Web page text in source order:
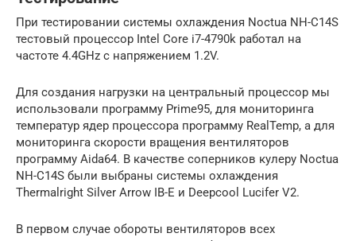
При тестировании системы охлаждения Noctua NH-C14S
тестовый процессор Intel Core i7-4790k работал на
частоте 4.4GHz с напряжением 1.2V.
Для создания нагрузки на центральный процессор мы
использовали программу Prime95, для мониторинга
температур ядер процессора программу RealTemp, а для
мониторинга скорости вращения вентиляторов
программу Aida64. В качестве соперников кулеру Noctua
NH-C14S были выбраны системы охлаждения
Thermalright Silver Arrow IB-E и Deepcool Lucifer V2.
В первом случае обороты вентиляторов всех